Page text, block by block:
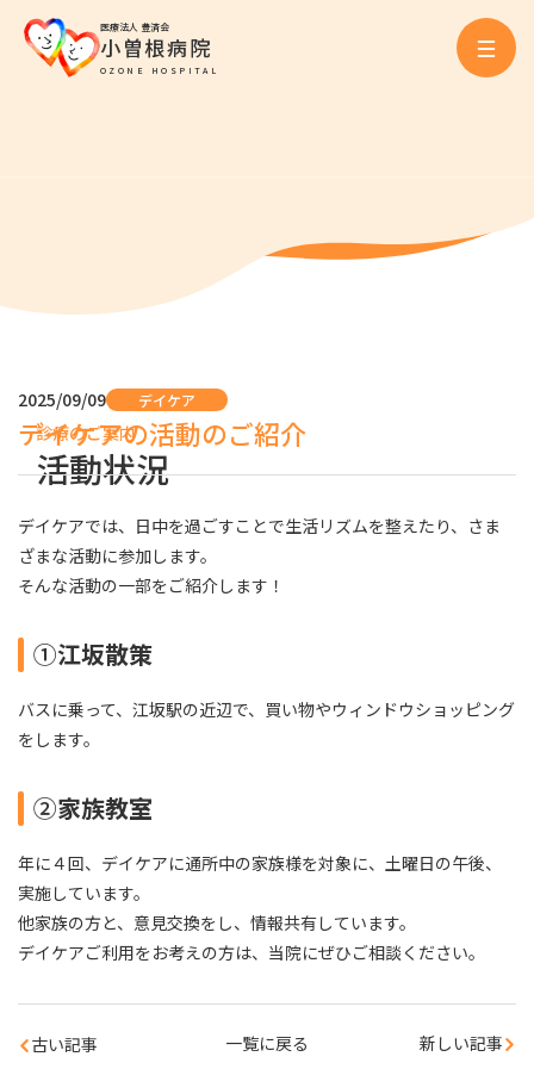
医療法人 豊済会
小曽根病院
OZONE HOSPITAL
診療のご案内
活動状況
2025/09/09 デイケア
デイケアの活動のご紹介
デイケアでは、日中を過ごすことで生活リズムを整えたり、さま
ざまな活動に参加します。
そんな活動の一部をご紹介します！
①江坂散策
バスに乗って、江坂駅の近辺で、買い物やウィンドウショッピング
をします。
②家族教室
年に４回、デイケアに通所中の家族様を対象に、土曜日の午後、
実施しています。
他家族の方と、意見交換をし、情報共有しています。
デイケアご利用をお考えの方は、当院にぜひご相談ください。
古い記事 一覧に戻る 新しい記事